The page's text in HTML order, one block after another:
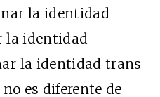
la identidad
la identidad
la identidad trans
es diferente de